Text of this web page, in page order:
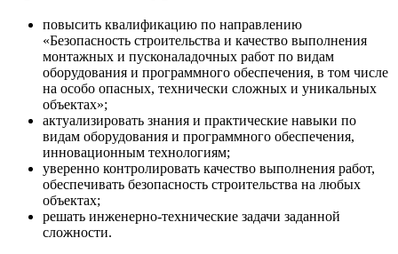
повысить квалификацию по направлению
«Безопасность строительства и качество выполнения
монтажных и пусконаладочных работ по видам
оборудования и программного обеспечения, в том числе
на особо опасных, технически сложных и уникальных
объектах»;
актуализировать знания и практические навыки по
видам оборудования и программного обеспечения,
инновационным технологиям;
уверенно контролировать качество выполнения работ,
обеспечивать безопасность строительства на любых
объектах;
решать инженерно-технические задачи заданной
сложности.